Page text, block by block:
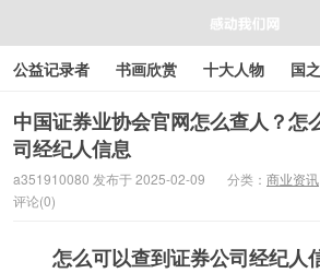
感动我们网
公益记录者 书画欣赏 十大人物 国
好人好事 感人资讯 商业资讯 在线
中国证券业协会官网怎么查人？怎
司经纪人信息
a351910080 发布于 2025-02-09 分类： 商业资讯
评论(0)
怎么可以查到证券公司经纪人